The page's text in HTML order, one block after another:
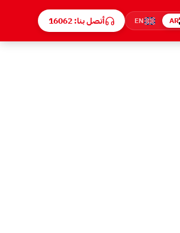
AR
EN أتصل بنا: 16062